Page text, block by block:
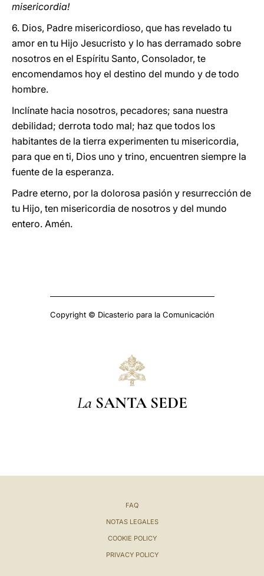
misericordia!
6. Dios, Padre misericordioso, que has revelado tu
amor en tu Hijo Jesucristo y lo has derramado sobre
nosotros en el Espíritu Santo, Consolador, te
encomendamos hoy el destino del mundo y de todo
hombre.
Inclínate hacia nosotros, pecadores; sana nuestra
debilidad; derrota todo mal; haz que todos los
habitantes de la tierra experimenten tu misericordia,
para que en ti, Dios uno y trino, encuentren siempre la
fuente de la esperanza.
Padre eterno, por la dolorosa pasión y resurrección de
tu Hijo, ten misericordia de nosotros y del mundo
entero. Amén.
Copyright © Dicasterio para la Comunicación
La SANTA SEDE
FAQ
NOTAS LEGALES
COOKIE POLICY
PRIVACY POLICY